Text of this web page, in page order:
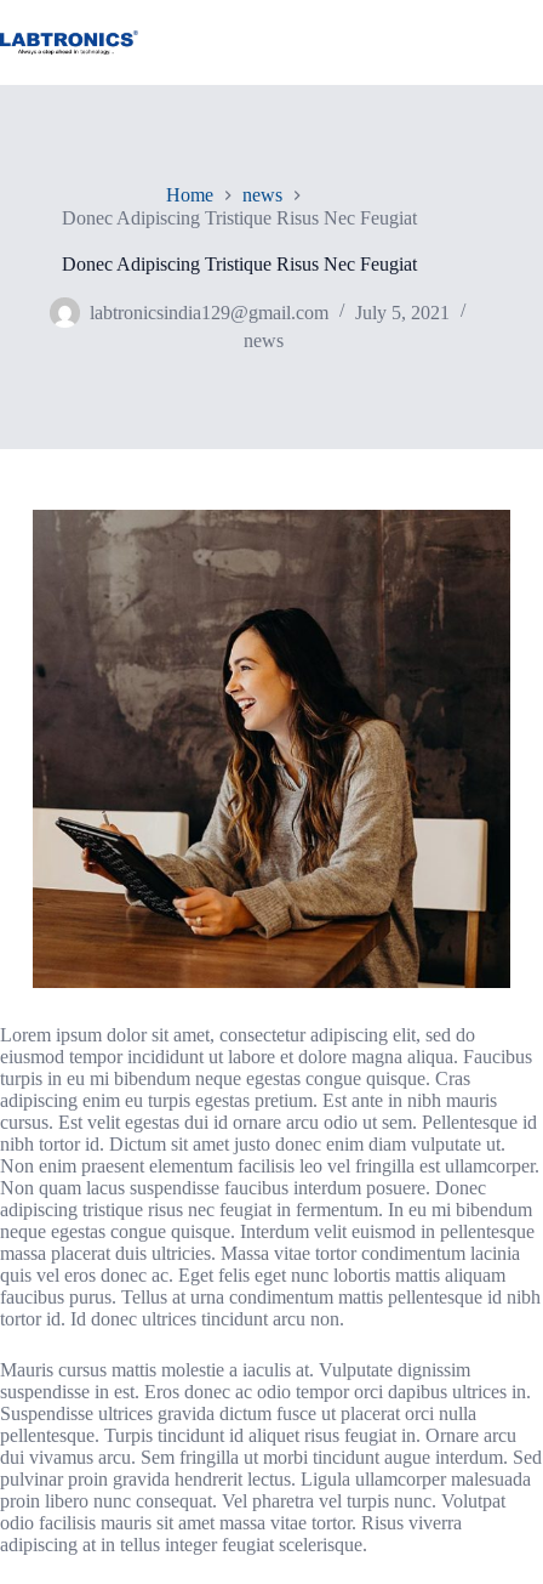
to
content
Home
news
Donec Adipiscing Tristique Risus Nec Feugiat
Donec Adipiscing Tristique Risus Nec Feugiat
labtronicsindia129@gmail.com
July 5, 2021
news
Lorem ipsum dolor sit amet, consectetur adipiscing elit, sed do
eiusmod tempor incididunt ut labore et dolore magna aliqua. Faucibus
turpis in eu mi bibendum neque egestas congue quisque. Cras
adipiscing enim eu turpis egestas pretium. Est ante in nibh mauris
cursus. Est velit egestas dui id ornare arcu odio ut sem. Pellentesque id
nibh tortor id. Dictum sit amet justo donec enim diam vulputate ut.
Non enim praesent elementum facilisis leo vel fringilla est ullamcorper.
Non quam lacus suspendisse faucibus interdum posuere. Donec
adipiscing tristique risus nec feugiat in fermentum. In eu mi bibendum
neque egestas congue quisque. Interdum velit euismod in pellentesque
massa placerat duis ultricies. Massa vitae tortor condimentum lacinia
quis vel eros donec ac. Eget felis eget nunc lobortis mattis aliquam
faucibus purus. Tellus at urna condimentum mattis pellentesque id nibh
tortor id. Id donec ultrices tincidunt arcu non.
Mauris cursus mattis molestie a iaculis at. Vulputate dignissim
suspendisse in est. Eros donec ac odio tempor orci dapibus ultrices in.
Suspendisse ultrices gravida dictum fusce ut placerat orci nulla
pellentesque. Turpis tincidunt id aliquet risus feugiat in. Ornare arcu
dui vivamus arcu. Sem fringilla ut morbi tincidunt augue interdum. Sed
pulvinar proin gravida hendrerit lectus. Ligula ullamcorper malesuada
proin libero nunc consequat. Vel pharetra vel turpis nunc. Volutpat
odio facilisis mauris sit amet massa vitae tortor. Risus viverra
adipiscing at in tellus integer feugiat scelerisque.